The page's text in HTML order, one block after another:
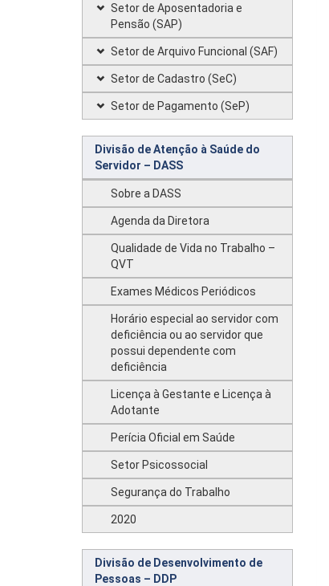
Setor de Aposentadoria e
Pensão (SAP)
Setor de Arquivo Funcional (SAF)
Setor de Cadastro (SeC)
Setor de Pagamento (SeP)
Divisão de Atenção à Saúde do
Servidor – DASS
Sobre a DASS
Agenda da Diretora
Qualidade de Vida no Trabalho –
QVT
Exames Médicos Periódicos
Horário especial ao servidor com
deficiência ou ao servidor que
possui dependente com
deficiência
Licença à Gestante e Licença à
Adotante
Perícia Oficial em Saúde
Setor Psicossocial
Segurança do Trabalho
2020
Divisão de Desenvolvimento de
Pessoas – DDP